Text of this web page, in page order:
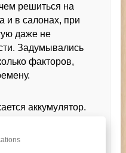
решиться на
и в салонах, при
даже не
Задумывались
факторов,
аккумулятор.
если